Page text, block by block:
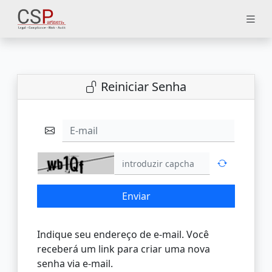
Reiniciar Senha
E-mail
Enviar
Indique seu endereço de e-mail. Você
receberá um link para criar uma nova
senha via e-mail.